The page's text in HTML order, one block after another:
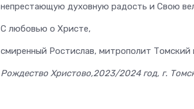
непрестающую духовную радость и Свою
С любовью о Христе,
смиренный Ростислав, митрополит Томский
Рождество Христово,2023/2024 год, г.